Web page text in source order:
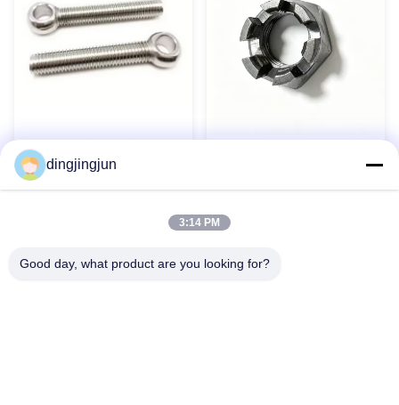
inoxydable 304 316 DIN444
Boulons à œil Boulon à œil
composants aérospatiaux
dingjingjun
3:14 PM
Good day, what product are you looking for?